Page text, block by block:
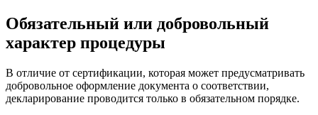
Обязательный или добровольный
характер процедуры
В отличие от сертификации, которая может предусматривать
добровольное оформление документа о соответствии,
декларирование проводится только в обязательном порядке.